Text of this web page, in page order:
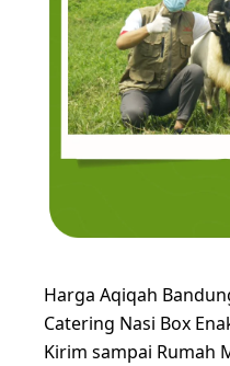
Harga Aqiqah
Catering Nasi Box
Kirim sampai Rumah